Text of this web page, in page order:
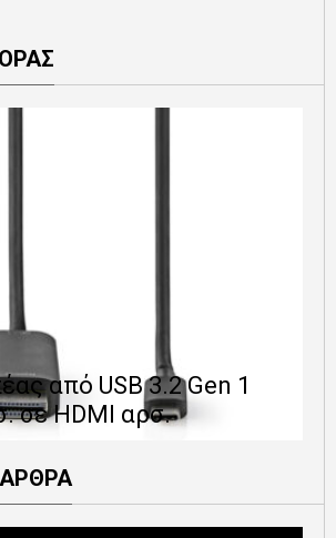
από USB 3.2 Gen 1
σε HDMI αρσ.